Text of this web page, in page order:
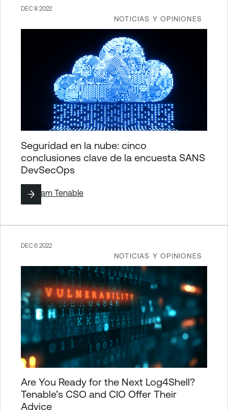
NOTICIAS Y OPINIONES
DEC 8 2022
Seguridad en la nube: cinco
conclusiones clave de la encuesta SANS
DevSecOps
ByTeam Tenable
NOTICIAS Y OPINIONES
DEC 6 2022
Are You Ready for the Next Log4Shell?
Tenable’s CSO and CIO Offer Their
Advice